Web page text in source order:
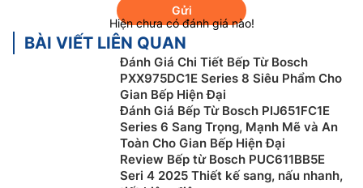
bạn đã chọn trong một thời gian ngắn. Nếu bếp được
chuyển sang chế độ khác trong một thời gian ngắn,
các cài đặt cũ vẫn khả dụng.
Gửi
Hiện chưa có đánh giá nào!
BÀI VIẾT LIÊN QUAN
Đánh Giá Chi Tiết Bếp Từ Bosch
PXX975DC1E Series 8 Siêu Phẩm Cho
Gian Bếp Hiện Đại
Đánh Giá Bếp Từ Bosch PIJ651FC1E
Series 6 Sang Trọng, Mạnh Mẽ và An
Toàn Cho Gian Bếp Hiện Đại
Review Bếp từ Bosch PUC611BB5E
Seri 4 2025 Thiết kế sang, nấu nhanh,